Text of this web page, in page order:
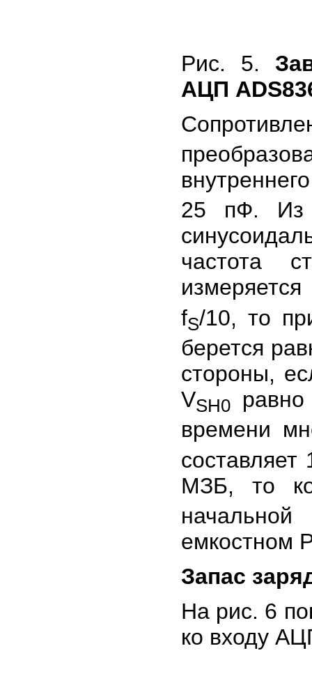
Рис. 5.
АЦП
25 пФ. Из
частота
fS/10, то
берется
стороны,
VSH0
времени
МЗБ, то
начальной
емкостном
Запас
На рис. 6
ко входу